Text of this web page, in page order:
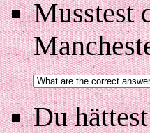
Musstest
Du